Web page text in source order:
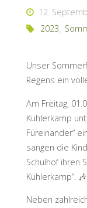
12.
2023,
Unser
Regens ein
Am Freitag,
Kuhlerkamp
Füreinander“
sangen die
Schulhof ihren
Kuhlerkamp“. 🎶
Neben